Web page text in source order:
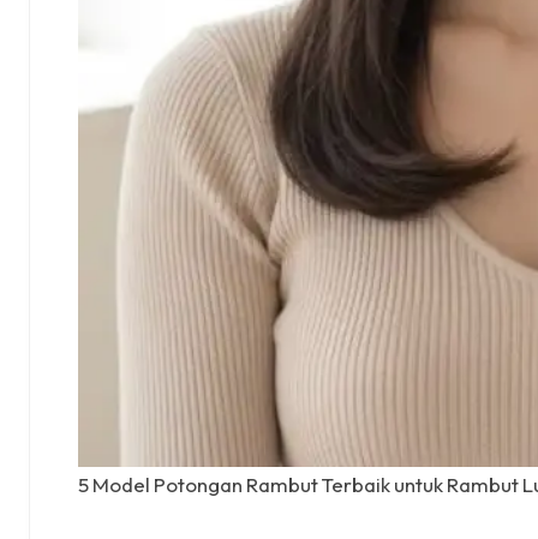
5 Model Potongan Rambut Terbaik untuk Rambut